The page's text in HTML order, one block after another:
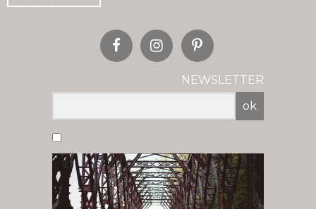
NEWSLETTER
ok